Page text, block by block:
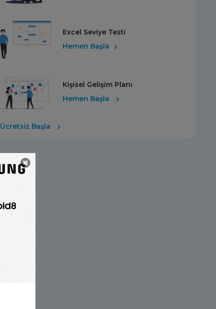
Excel Seviye Testi
Hemen Başla
Kişisel Gelişim Planı
Hemen Başla
Ücretsiz Başla